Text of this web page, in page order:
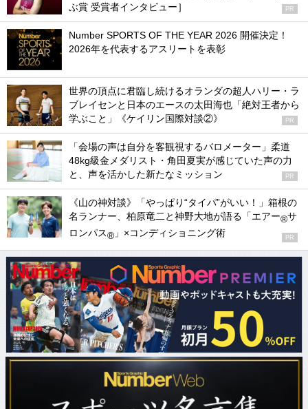
ぶ賞 受賞者インタビュー］
PR
Number SPORTS OF THE YEAR 2026 開催決定！
2026年を代表するアスリートを表彰
世界の頂点に君臨し続けるオランダの超人ハリー・ラ
ブレイセンと日本のエースの太田海也「絶対王者から
学ぶこと」《ケイリン国際対談②》
PR
「会場の声は自分を客観視するバロメーター」柔道
48kg級金メダリスト・角田夏実が感じていた声の力
と、声を活かした新たなミッション
PR
《山の神対談》「やっぱり“タイパ”がいい！」箱根の
名ランナー、柏原竜二と神野大地が語る「エアー®サ
ロンパス® 」×コンディショニング術 PR